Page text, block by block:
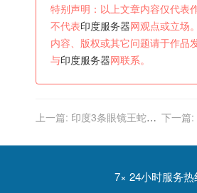
特别声明：以上文章内容仅代表
不代表印度服务器 网观点或立场
内容、版权或其它问题请于作品
与印度服务器 网联系。
上一篇: 印度3条眼镜王蛇相
声
下一篇:
7× 24小时服务热